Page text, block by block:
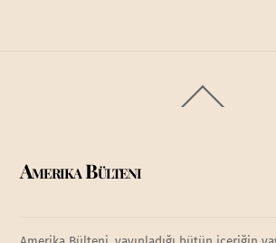
To
Amerika Bülteni